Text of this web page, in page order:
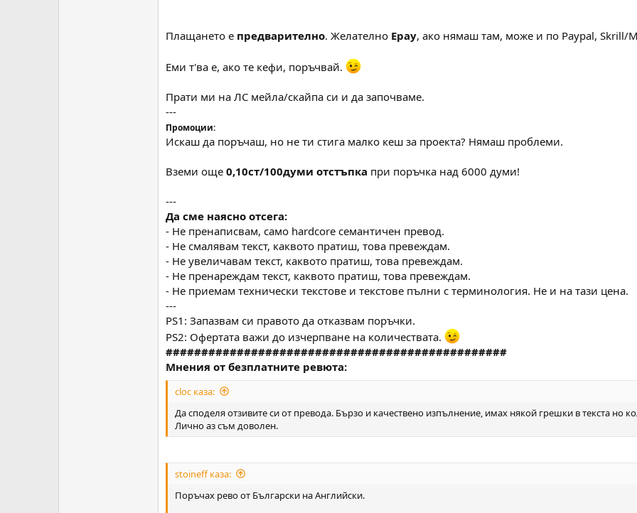
Плащането е предварително. Желателно Epay, ако нямаш там, може и по Paypal, Skrill/
Еми т'ва е, ако те кефи, поръчвай.
Прати ми на ЛС мейла/скайпа си и да започваме.
---
Промоции:
Искаш да поръчаш, но не ти стига малко кеш за проекта? Нямаш проблеми.
Вземи още 0,10ст/100думи отстъпка при поръчка над 6000 думи!
---
Да сме наясно отсега:
- Не пренаписвам, само hardcore семантичен превод.
- Не смалявам текст, каквото пратиш, това превеждам.
- Не увеличавам текст, каквото пратиш, това превеждам.
- Не пренареждам текст, каквото пратиш, това превеждам.
- Не приемам технически текстове и текстове пълни с терминология. Не и на тази цена.
---
PS1: Запазвам си правото да отказвам поръчки.
PS2: Офертата важи до изчерпване на количествата.
################################################
Мнения от безплатните ревюта:
cloc каза:
Да споделя отзивите си от превода. Бързо и качествено изпълнение, имах някой грешки в текста но
Лично аз съм доволен.
stoineff каза:
Поръчах рево от Български на Английски.